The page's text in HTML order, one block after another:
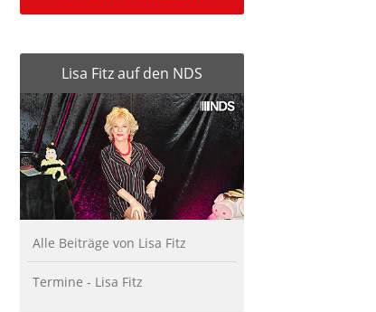
Lisa Fitz auf den NDS
Alle Beiträge von Lisa Fitz
Termine - Lisa Fitz